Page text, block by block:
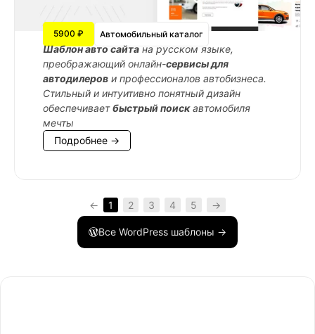
5900 ₽ Автомобильный каталог
Шаблон авто сайта на русском языке,
преображающий онлайн-сервисы для
автодилеров и профессионалов автобизнеса.
Стильный и интуитивно понятный дизайн
обеспечиваетбыстрый поискавтомобиля
мечты
Подробнее →
← 1 2 3 4 5 →
Все WordPress шаблоны →